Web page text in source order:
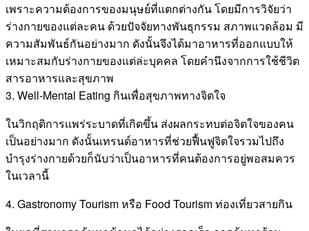
เพราะความต้องการของมนุษย์ที่แตกต่างกัน โดยมีการวิจัยว่า
ร่างกายของแต่ละคน ด้วยปัจจัยทางพันธุกรรม สภาพแวดล้อม มี
ความสัมพันธ์กันอย่างมาก ดังนั้นจึงได้มาอาหารที่ออกแบบให้
เหมาะสมกับร่างกายของแต่ล่ะบุคคล โดยคำนึงจากการใช้ชีวิต
สารอาหารและสุขภาพ
3. Well-Mental Eating กินเพื่อสุขภาพทางจิตใจ
ในวิกฤติการแพร่ระบาดที่เกิดขึ้น ส่งผลกระทบต่อจิตใจของคน
เป็นอย่างมาก ดังนั้นเทรนด์อาหารที่ช่วยฟื้นฟูจิตใจรวมไปถึง
บำรุงร่างกายด้วยก็นับว่าเป็นอาหารที่คนต้องการอยู่พอสมควร
ในเวลานี้
4. Gastronomy Tourism หรือ Food Tourism ท่องเที่ยวสายกิน